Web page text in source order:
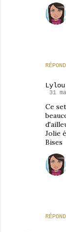
31
Ce
Jolie
Bises